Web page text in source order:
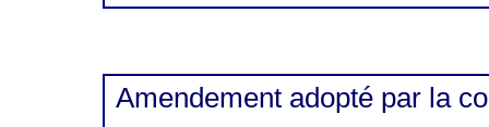
Amendement adopté par la